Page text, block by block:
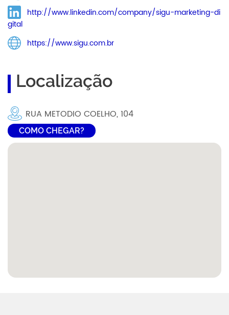
http://www.linkedin.com/company/sigu-marketing-di
gital
https://www.sigu.com.br
Localização
RUA METODIO COELHO, 104
COMO CHEGAR?